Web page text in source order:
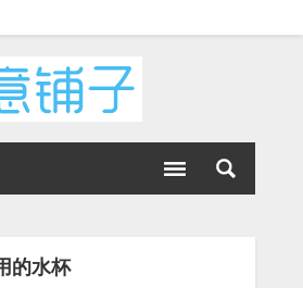
的水杯